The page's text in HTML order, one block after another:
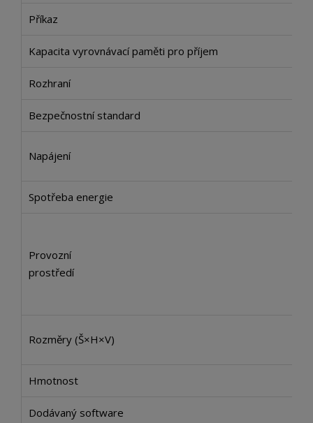
Příkaz
Kapacita vyrovnávací paměti pro příjem
Rozhraní
Bezpečnostní standard
Napájení
Spotřeba energie
Provozní
prostředí
Rozměry (Š×H×V)
Hmotnost
Dodávaný software